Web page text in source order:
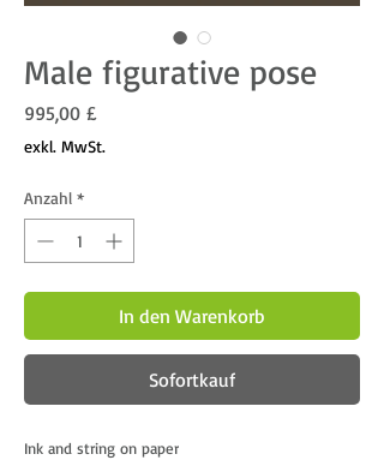
Male figurative pose
995,00 £Preis
exkl. MwSt.
Anzahl *
In den Warenkorb
Sofortkauf
Ink and string on paper